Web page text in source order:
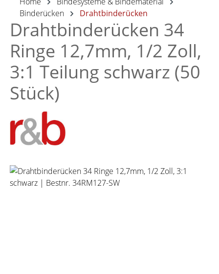
Binderücken
Drahtbinderücken
Drahtbinderücken 34
Ringe 12,7mm, 1/2 Zoll,
3:1 Teilung schwarz (50
Stück)
Bildergalerie überspringen